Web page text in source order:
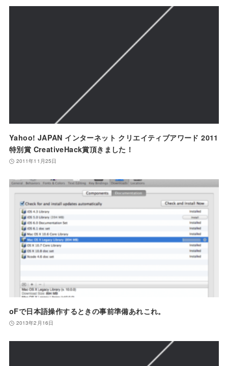
Yahoo! JAPAN インターネット クリエイティブアワード 2011
特別賞 CreativeHack賞頂きました！
2011年11月25日
oFで日本語操作するときの事前準備あれこれ。
2013年2月16日